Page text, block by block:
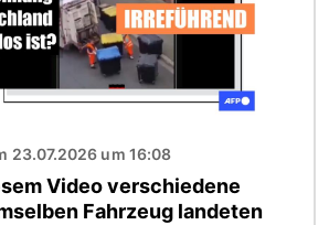
23.07.2026 um 16:08
Video verschiedene
Fahrzeug landeten